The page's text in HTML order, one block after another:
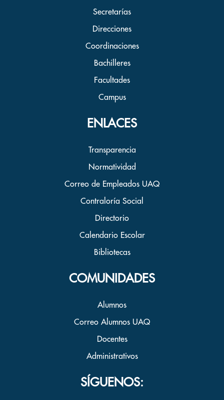
Secretarías
Direcciones
Coordinaciones
Bachilleres
Facultades
Campus
ENLACES
Transparencia
Normatividad
Correo de Empleados UAQ
Contraloría Social
Directorio
Calendario Escolar
Bibliotecas
COMUNIDADES
Alumnos
Correo Alumnos UAQ
Docentes
Administrativos
SÍGUENOS: